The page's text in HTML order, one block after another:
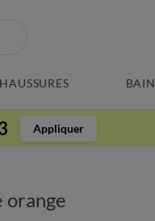
BAIN
Appliquer
orange